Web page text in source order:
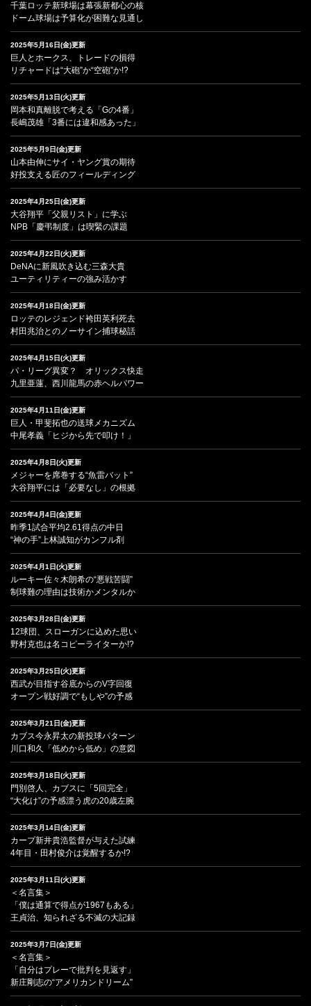
千葉ロッテ新球場は幕張新都心の核
ドーム球場は予算化が困難な見通し
2025年5月16日(金)更新
巨人とホークス、トレードの損得
リチャードは“大砲”か“空砲”か!?
2025年5月13日(火)更新
岡本和真離脱で考える「Gの4番」
長嶋茂雄「3番には違和感あった」
2025年5月9日(金)更新
山本由伸にサイ・ヤング賞の期待
好投支える匠のフィールディング
2025年4月25日(金)更新
大谷翔平「父親リスト」に学ぶ
NPB「慶弔制度」は喫緊の課題
2025年4月22日(火)更新
DeNAに新風吹き込む三森大貴
ユーティリティーの強み活かす
2025年4月18日(金)更新
ロッテのレジェンド袴田英利死去
村田兆治とのノーサイン捕球秘話
2025年4月15日(火)更新
パ・リーグ異変？ オリックス快走
九里亜蓮、西川龍馬の赤ヘルパワー
2025年4月11日(金)更新
巨人・甲斐拓也の送球メカニズム
中尾孝義「ヒジから先で叩け！」
2025年4月8日(火)更新
メジャーを席巻する“魚雷バット”
大谷翔平には「必要なし」の根拠
2025年4月4日(金)更新
昨季1試合平均2.61得点の中日
“神の手”上林誠知がカンフル剤
2025年4月1日(火)更新
ルーキー佐々木朗希の“悪戦苦闘”
制球難の理由は技術かメンタルか
2025年3月28日(金)更新
12球団、スローガンに込めた思い
野村克也は名コピーライターか!?
2025年3月25日(火)更新
西武が目指す谷底からのV字回復
オープン戦好調で“もしや”の予感
2025年3月21日(金)更新
カブス今永昇太の新投球パターン
川口和久「低めから低め」の意図
2025年3月18日(火)更新
門別啓人、カブスに「5回完全」
“大化け”の予感漂う虎の20歳左腕
2025年3月14日(金)更新
カープ新井貴浩監督が与えた試練
4年目・田村俊介は覚醒するか!?
2025年3月11日(火)更新
＜名言集＞
「僕は通算で得点が1967もある」
王貞治、知られざる不滅の大記録
2025年3月7日(金)更新
＜名言集＞
「自分はプレーで批判を見返す」
新庄剛志の“アメリカンドリーム”